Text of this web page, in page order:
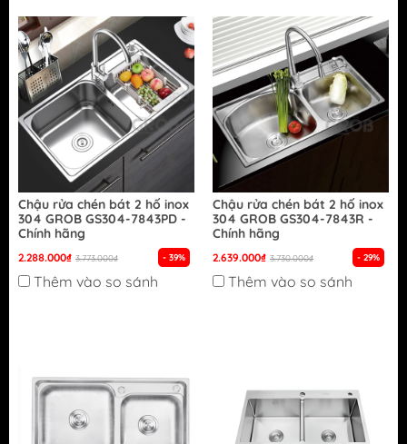
Chậu rửa chén bát 2 hố inox
304 GROB GS304-7843PD -
Chính hãng
2.288.000₫ 3.773.000₫ - 39%
Thêm vào so sánh
Chậu rửa chén bát 2 hố inox
304 GROB GS304-7843R -
Chính hãng
2.639.000₫ 3.730.000₫ - 29%
Thêm vào so sánh